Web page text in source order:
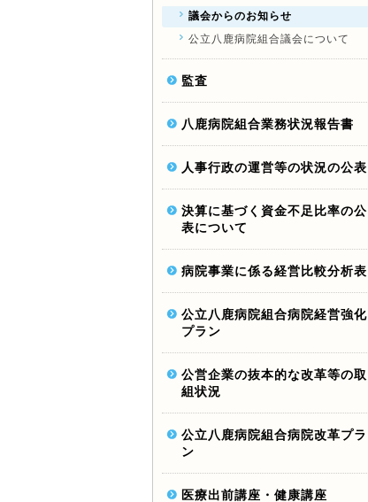
議会からのお知らせ
公立八鹿病院組合議会について
監査
八鹿病院組合業務状況報告書
人事行政の運営等の状況の公表
決算に基づく資金不足比率の公
表について
病院事業に係る経営比較分析表
公立八鹿病院組合病院経営強化
プラン
公営企業の抜本的な改革等の取
組状況
公立八鹿病院組合病院改革プラ
ン
医療出前講座・健康講座